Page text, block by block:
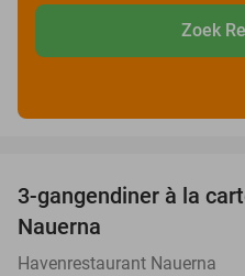
Zoek
3-gangendiner à la
Nauerna
Havenrestaurant Nauerna